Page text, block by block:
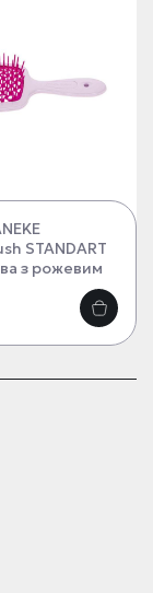
STANDART
з рожевим